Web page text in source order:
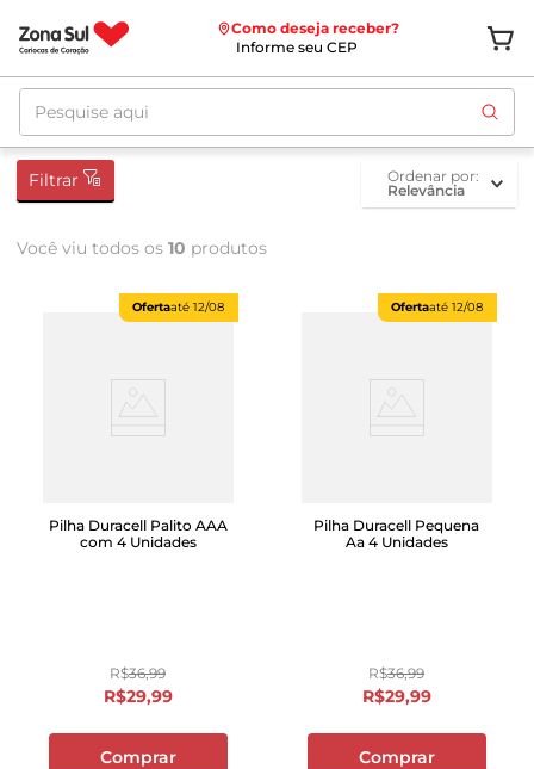
Como deseja receber?
Informe seu CEP
Pesquise aqui
Filtrar
ordenar por
Relevância
Você viu todos os 10 produtos
Ofertaaté 12/08
Pilha Duracell Palito AAA
com 4 Unidades
R$36,99
R$29,99
Comprar
Ofertaaté 12/08
Pilha Duracell Pequena
Aa 4 Unidades
R$36,99
R$29,99
Comprar